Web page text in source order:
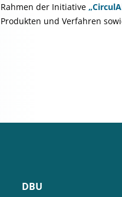
Rahmen der Initiative
Produkten und Verfahren
DBU